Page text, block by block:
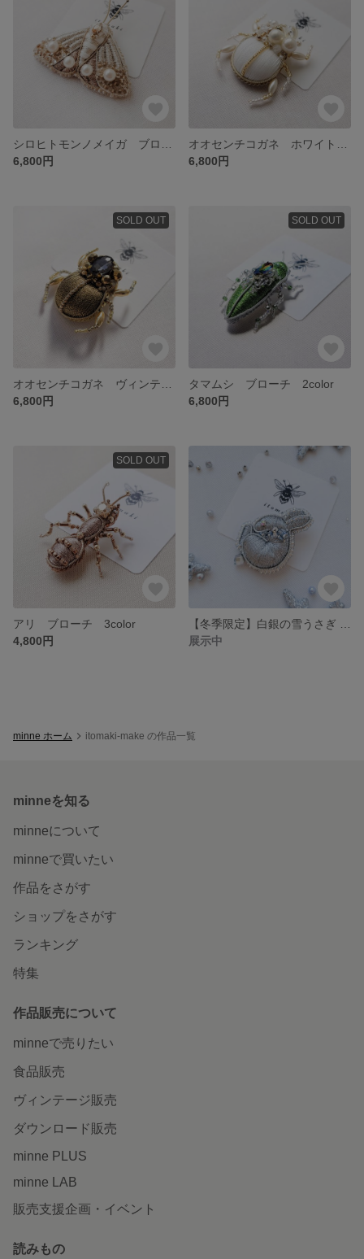
6,800円
6,800円
SOLD OUT
6,800円
SOLD OUT
タマムシ ブローチ 2color
6,800円
SOLD OUT
アリ ブローチ 3color
4,800円
展示中
minne ホーム itomaki-make の作品一覧
minneを知る
minneについて
minneで買いたい
作品をさがす
ショップをさがす
ランキング
特集
作品販売について
minneで売りたい
食品販売
ヴィンテージ販売
ダウンロード販売
minne PLUS
minne LAB
販売支援企画・イベント
読みもの